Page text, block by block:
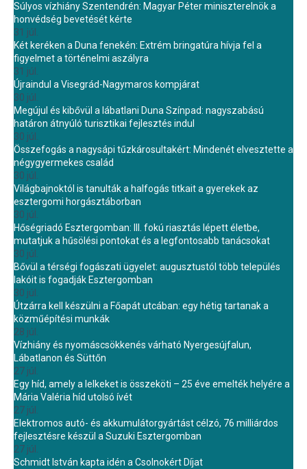
Súlyos vízhiány Szentendrén: Magyar Péter miniszterelnök a
honvédség bevetését kérte
31 júl.
Két keréken a Duna fenekén: Extrém bringatúra hívja fel a
figyelmet a történelmi aszályra
31 júl.
Újraindul a Visegrád-Nagymaros kompjárat
30 júl.
Megújul és kibővül a lábatlani Duna Színpad: nagyszabású
határon átnyúló turisztikai fejlesztés indul
30 júl.
Összefogás a nagysápi tűzkárosultakért: Mindenét elvesztette a
négygyermekes család
30 júl.
Világbajnoktól is tanulták a halfogás titkait a gyerekek az
esztergomi horgásztáborban
30 júl.
Hőségriadó Esztergomban: III. fokú riasztás lépett életbe,
mutatjuk a hűsölési pontokat és a legfontosabb tanácsokat
30 júl.
Bővül a térségi fogászati ügyelet: augusztustól több település
lakóit is fogadják Esztergomban
30 júl.
Útzárra kell készülni a Főapát utcában: egy hétig tartanak a
közműépítési munkák
28 júl.
Vízhiány és nyomáscsökkenés várható Nyergesújfalun,
Lábatlanon és Süttőn
27 júl.
Egy híd, amely a lelkeket is összeköti – 25 éve emelték helyére a
Mária Valéria híd utolsó ívét
27 júl.
Elektromos autó- és akkumulátorgyártást célzó, 76 milliárdos
fejlesztésre készül a Suzuki Esztergomban
27 júl.
Schmidt István kapta idén a Csolnokért Díjat